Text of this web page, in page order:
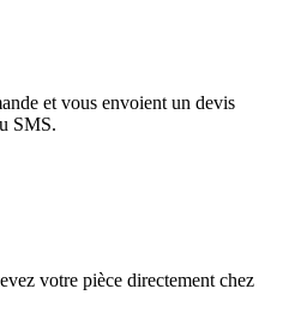
et vous envoient un devis
SMS.
votre pièce directement chez